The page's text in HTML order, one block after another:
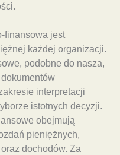
finansowa jest
każdej organizacji.
podobne do nasza,
interpretacji
istotnych decyzji.
obejmują
pieniężnych,
dochodów. Za